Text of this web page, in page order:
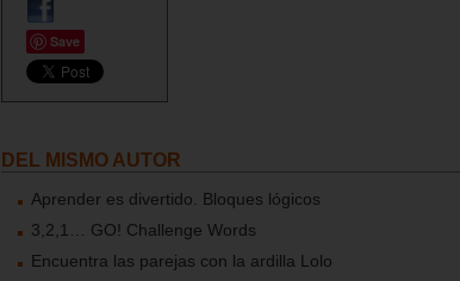
Save
DEL MISMO AUTOR
Aprender es divertido. Bloques lógicos
3,2,1… GO! Challenge Words
Encuentra las parejas con la ardilla Lolo